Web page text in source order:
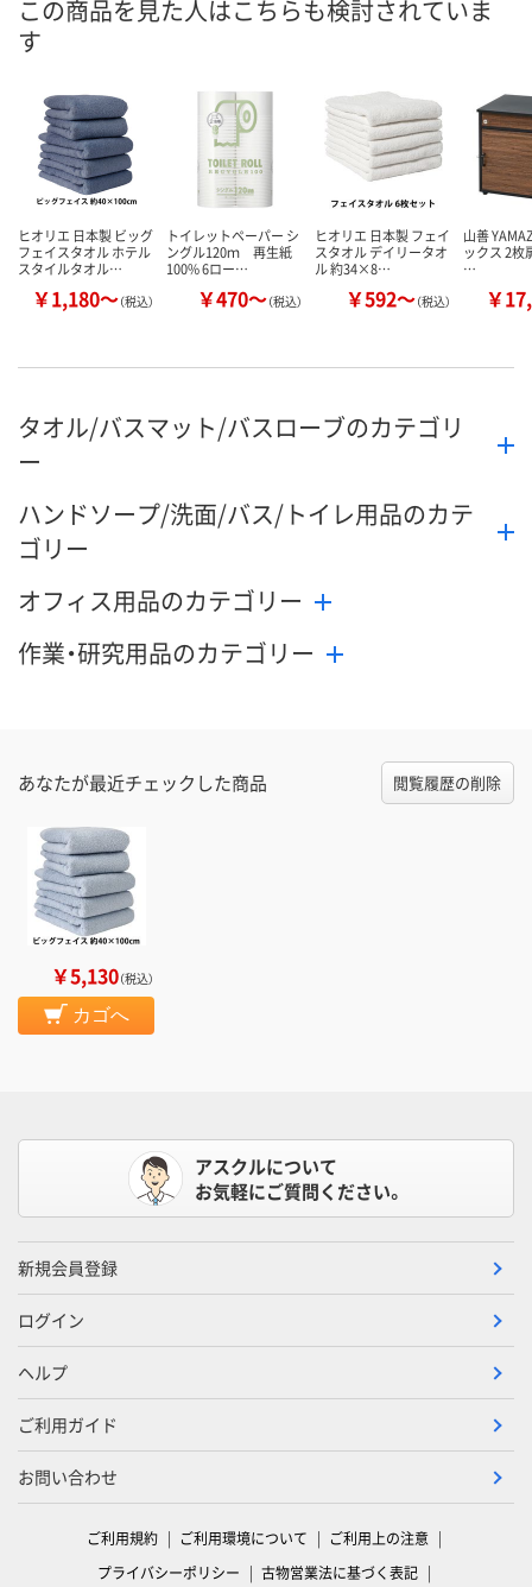
した
カゴへ カ
この商品を見た人はこちらも検討されていま
す
ヒオリエ 日本製 ビッグ
フェイスタオル ホテル
スタイルタオル…
￥1,180～（税込）
トイレットペーパー シ
ングル120ｍ 再生紙
100% 6ロー…
￥470～（税込）
ヒオリエ 日本製 フェイ
スタオル デイリータオ
ル 約34×8…
￥592～（税込）
山善
ックス 2枚
…
￥
タオル/バスマット/バスローブのカテゴリ
ー
ハンドソープ/洗面/バス/トイレ用品のカテ
ゴリー
オフィス用品のカテゴリー
作業・研究用品のカテゴリー
あなたが最近チェックした商品 閲覧履歴の削除
￥5,130（税込）
カゴへ
アスクルについて
お気軽にご質問ください。
新規会員登録
ログイン
ヘルプ
ご利用ガイド
お問い合わせ
ご利用規約 ご利用環境について
ご利用上の注意
プライバシーポリシー
古物営業法に基づく表記